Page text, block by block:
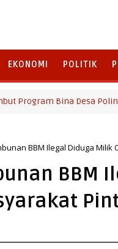
EKONOMI POLITIK
Bina Desa Polinela,
BBM Ilegal Diduga Milik
BBM